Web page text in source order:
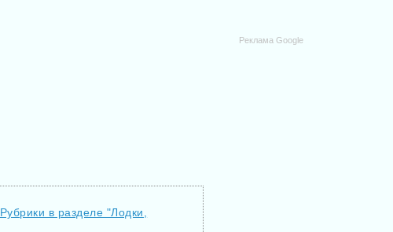
Рубрики в разделе "Лодки,
Реклама Google